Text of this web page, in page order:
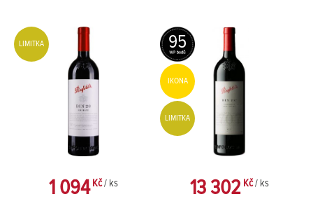
LIMITKA
1 094 Kč / ks
95
IKONA
LIMITKA
13 302 Kč / ks